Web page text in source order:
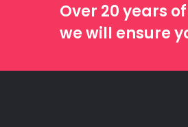
Over 20 years
we will ensure